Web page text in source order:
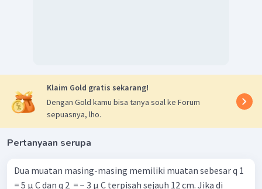
Klaim Gold gratis sekarang!
Dengan Gold kamu bisa tanya soal ke Forum
sepuasnya, lho.
Pertanyaan serupa
Dua muatan masing-masing memiliki muatan sebesar q 1 ​
= 5 μ C dan q 2 ​ = − 3 μ C terpisah sejauh 12 cm. Jika di